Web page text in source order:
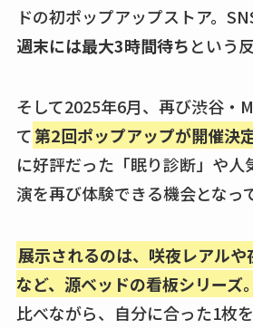
ドの初ポップアップストア。
週末には最大3時間待ちという
そして2025年6月、再び渋谷・
て第2回ポップアップが開催決
に好評だった「眠り診断」や人
演を再び体験できる機会となっ
展示されるのは、咲夜レアル
など、源ベッドの看板シリーズ。
比べながら、自分に合った1枚